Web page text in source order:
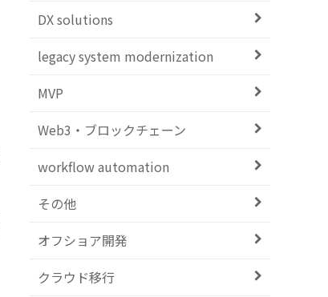
DX solutions
legacy system modernization
MVP
Web3・ブロックチェーン
workflow automation
その他
オフショア開発
クラウド移行